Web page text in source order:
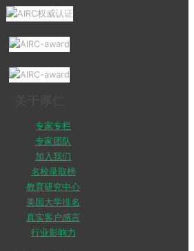
专家专栏
专家团队
加入我们
名校录取榜
教育研究中心
美国大学排名
真实客户感言
行业影响力